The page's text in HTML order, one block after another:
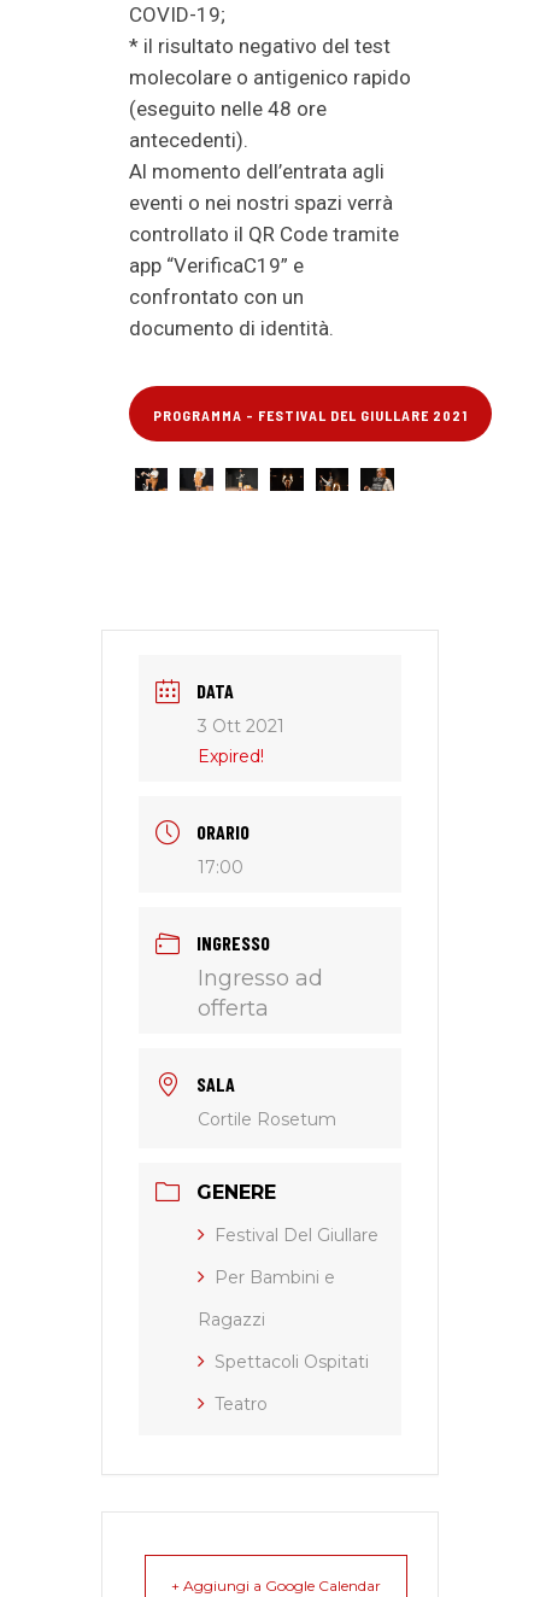
COVID-19;
* il risultato negativo del test
molecolare o antigenico rapido
(eseguito nelle 48 ore
antecedenti).
Al momento dell’entrata agli
eventi o nei nostri spazi verrà
controllato il QR Code tramite
app “VerificaC19” e
confrontato con un
documento di identità.
PROGRAMMA - FESTIVAL DEL GIULLARE 2021
DATA
3 Ott 2021
Expired!
ORARIO
17:00
INGRESSO
Ingresso ad
offerta
SALA
Cortile Rosetum
GENERE
Festival Del Giullare
Per Bambini e
Ragazzi
Spettacoli Ospitati
Teatro
+ Aggiungi a Google Calendar